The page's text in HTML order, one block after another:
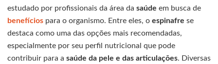
estudado por profissionais da área da saúde em busca de
benefícios para o organismo. Entre eles, o espinafre se
destaca como uma das opções mais recomendadas,
especialmente por seu perfil nutricional que pode
contribuir para a saúde da pele e das articulações. Diversas